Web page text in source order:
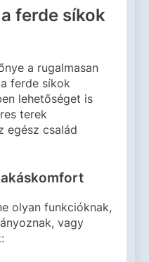
ferde síkok
a rugalmasan
ferde síkok
lehetőséget is
terek
egész család
olyan funkcióknak,
vagy